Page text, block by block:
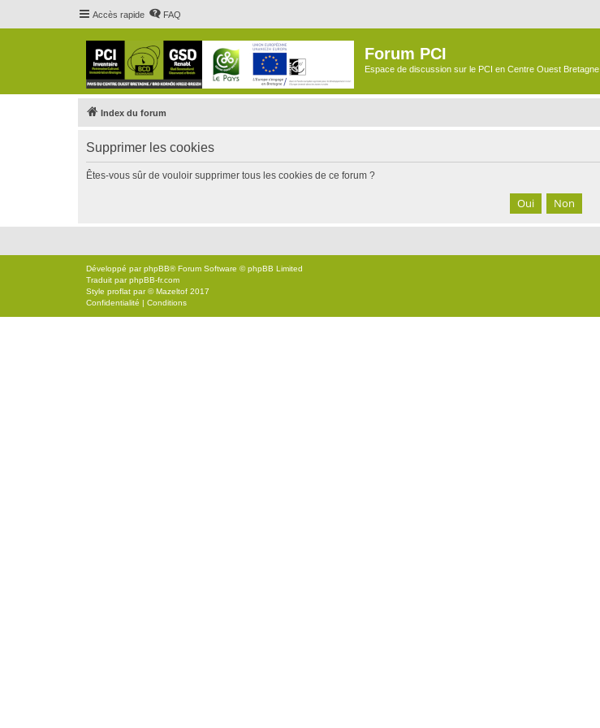
Accès rapide FAQ
Forum PCI
Espace de discussion sur le PCI en Centre Ouest Bretagne
Index du forum
Supprimer les cookies
Êtes-vous sûr de vouloir supprimer tous les cookies de ce forum ?
Développé parphpBB® Forum Software © phpBB Limited
Traduit parphpBB-fr.com
Style proflat par ©Mazeltof 2017
Confidentialité | Conditions